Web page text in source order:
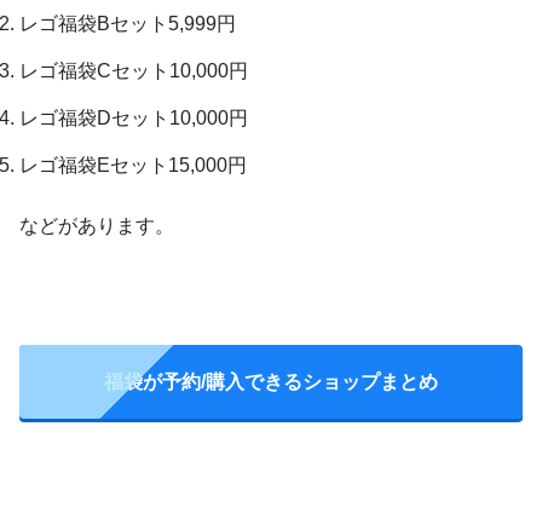
レゴ福袋Bセット5,999円
レゴ福袋Cセット10,000円
レゴ福袋Dセット10,000円
レゴ福袋Eセット15,000円
などがあります。
福袋が予約/購入できるショップまとめ